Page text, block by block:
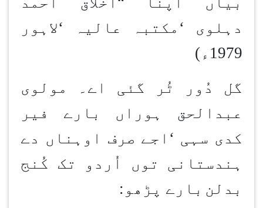
دہلوی ‘ مکتبہ عالیہ ‘لاہور
1979ء)
گل دُور ٹُر گئی اے۔ مولوی
عبدالحق ہوراں بارے فیر
کدی سہی ‘ اجے صرف اوہناں دے
ہندستانی توں اُردو تک کُنج
بدلن بارے پڑھو :